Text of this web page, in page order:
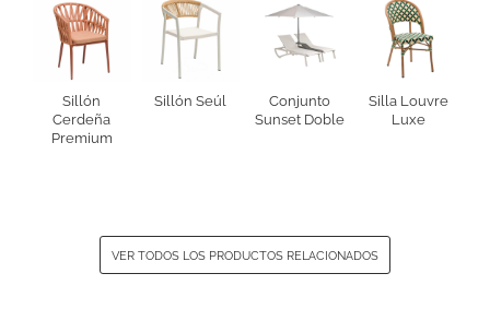
Sillón
Cerdeña
Premium
Sillón Seúl
Conjunto
Sunset Doble
Silla Louvre
Luxe
VER TODOS LOS PRODUCTOS RELACIONADOS